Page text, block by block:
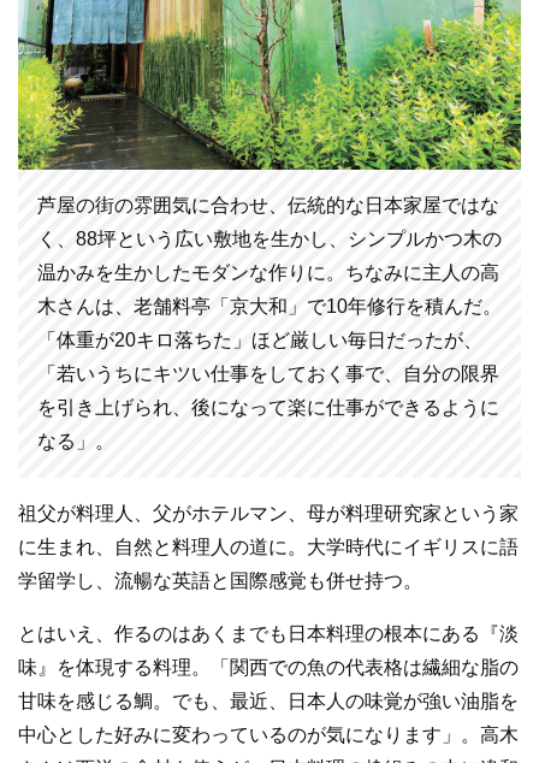
芦屋の街の雰囲気に合わせ、伝統的な日本家屋ではな
く、88坪という広い敷地を生かし、シンプルかつ木の
温かみを生かしたモダンな作りに。ちなみに主人の高
木さんは、老舗料亭「京大和」で10年修行を積んだ。
「体重が20キロ落ちた」ほど厳しい毎日だったが、
「若いうちにキツい仕事をしておく事で、自分の限界
を引き上げられ、後になって楽に仕事ができるように
なる」。
祖父が料理人、父がホテルマン、母が料理研究家という家
に生まれ、自然と料理人の道に。大学時代にイギリスに語
学留学し、流暢な英語と国際感覚も併せ持つ。
とはいえ、作るのはあくまでも日本料理の根本にある『淡
味』を体現する料理。「関西での魚の代表格は繊細な脂の
甘味を感じる鯛。でも、最近、日本人の味覚が強い油脂を
中心とした好みに変わっているのが気になります」。高木